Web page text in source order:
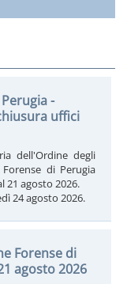
-
uffici
dell'Ordine degli
di Perugia
21 agosto 2026.
24 agosto 2026.
Forense di
agosto 2026